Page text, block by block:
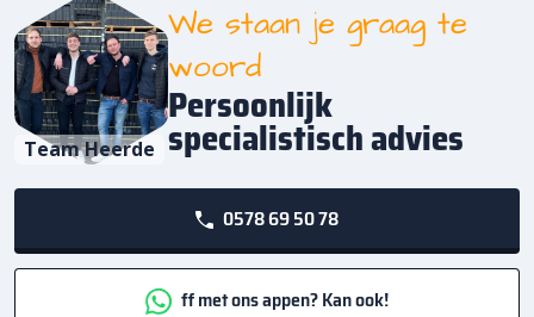
Team Heerde
We staan je graag te
woord
Persoonlijk
specialistisch advies
0578 69 50 78
ff met ons appen? Kan ook!